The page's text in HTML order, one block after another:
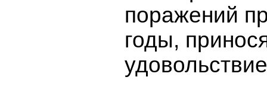
поражений
годы,